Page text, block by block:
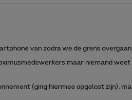
van zodra we de grens overgaan.
maar niemand weet
(ging hiermee opgelost zijn),